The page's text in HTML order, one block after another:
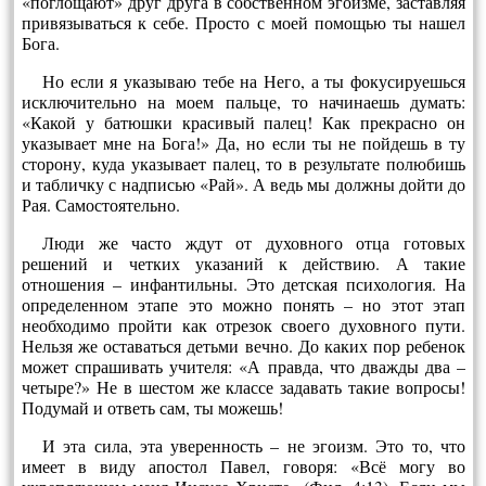
привязываться к себе. Просто с моей помощью ты нашел
Бога.
Но если я указываю тебе на Него, а ты фокусируешься
исключительно на моем пальце, то начинаешь думать:
«Какой у батюшки красивый палец! Как прекрасно он
указывает мне на Бога!» Да, но если ты не пойдешь в ту
сторону, куда указывает палец, то в результате полюбишь
и табличку с надписью «Рай». А ведь мы должны дойти до
Рая. Самостоятельно.
Люди же часто ждут от духовного отца готовых
решений и четких указаний к действию. А такие
отношения – инфантильны. Это детская психология. На
определенном этапе это можно понять – но этот этап
необходимо пройти как отрезок своего духовного пути.
Нельзя же оставаться детьми вечно. До каких пор ребенок
может спрашивать учителя: «А правда, что дважды два –
четыре?» Не в шестом же классе задавать такие вопросы!
Подумай и ответь сам, ты можешь!
И эта сила, эта уверенность – не эгоизм. Это то, что
имеет в виду апостол Павел, говоря: «Всё могу во